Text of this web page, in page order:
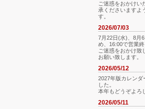
ご迷惑をおかけい
承くださいますよ
す。
2026/07/03
7月22日(水)、8月
め、16:00で営業終
ご迷惑をおかけ致
お願い致します。
2026/05/12
2027年版カレンダ
した。
本年もどうぞよろ
2026/05/11